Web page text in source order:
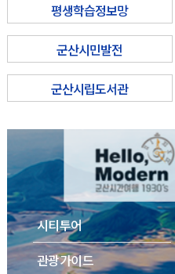
평생학습정보망
군산시민발전
군산시립도서관
시티투어
관광가이드